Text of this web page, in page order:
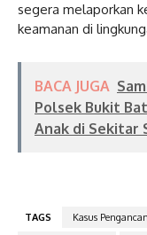
segera melaporkan
keamanan di
BACA JUGA
Polsek Bukit
Anak di Sekitar
TAGS Kasus